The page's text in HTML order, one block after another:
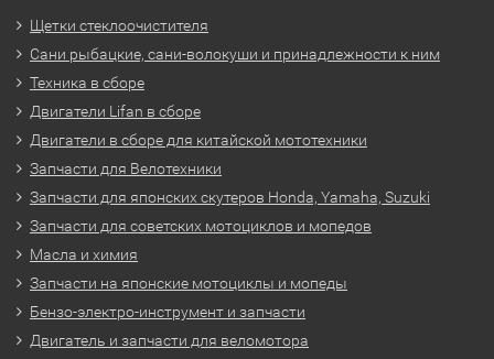
Щетки стеклоочистителя
Сани рыбацкие, сани-волокуши и принадлежности к ним
Техника в сборе
Двигатели Lifan в сборе
Двигатели в сборе для китайской мототехники
Запчасти для Велотехники
Запчасти для японских скутеров Honda, Yamaha, Suzuki
Запчасти для советских мотоциклов и мопедов
Масла и химия
Запчасти на японские мотоциклы и мопеды
Бензо-электро-инструмент и запчасти
Двигатель и запчасти для веломотора